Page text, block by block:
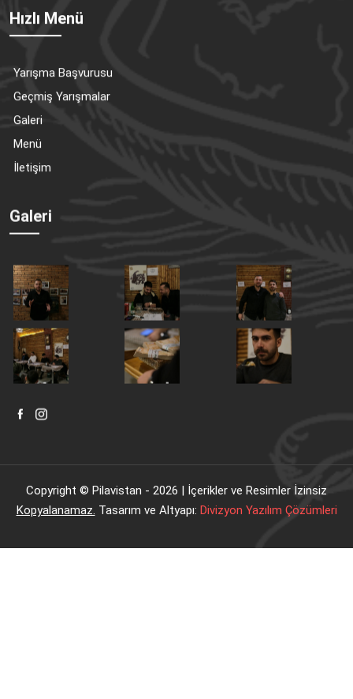
Hızlı Menü
Yarışma Başvurusu
Geçmiş Yarışmalar
Galeri
Menü
İletişim
Galeri
Copyright © Pilavistan - 2026 | İçerikler ve Resimler İzinsiz
Kopyalanamaz. Tasarım ve Altyapı: Divizyon Yazılım Çözümleri